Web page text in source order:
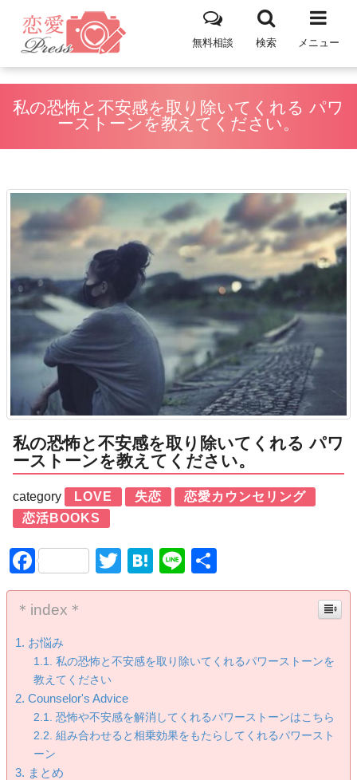
メニュー
検索
無料相談
私の恐怖と不安感を取り除いてくれる パワ
ーストーンを教えてください。
私の恐怖と不安感を取り除いてくれる パワ
ーストーンを教えてください。
category LOVE 失恋
恋愛カウンセリング
恋活BOOKS
FacebookTwitter
Hatena
Line
有
＊index＊
お悩み
私の恐怖と不安感を取り除いてくれるパワーストーンを
教えてください
Counselor's Advice
恐怖や不安感を解消してくれるパワーストーンはこちら
組み合わせると相乗効果をもたらしてくれるパワースト
ーン
まとめ